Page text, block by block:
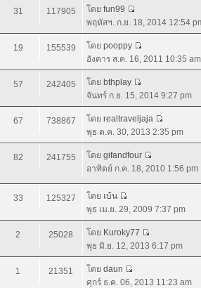
31 117905 โดย fun99
พฤหัสฯ. ก.ย. 18, 2014 12:54
19 155539 โดย pooppy
อังคาร ส.ค. 16, 2011 10:35 am
57 242405 โดย bthplay
จันทร์ ก.ย. 15, 2014 9:27 pm
67 738867 โดย realtraveljaja
พุธ ต.ค. 30, 2013 2:35 pm
82 241755 โดย gifandfour
อาทิตย์ ก.ค. 18, 2010 1:56 pm
33 125327 โดย เบ้น
พุธ เม.ย. 29, 2009 7:37 pm
2 25028 โดย Kuroky77
พุธ มิ.ย. 12, 2013 6:17 pm
1 21351 โดย daun
ศุกร์ ธ.ค. 06, 2013 11:23 am